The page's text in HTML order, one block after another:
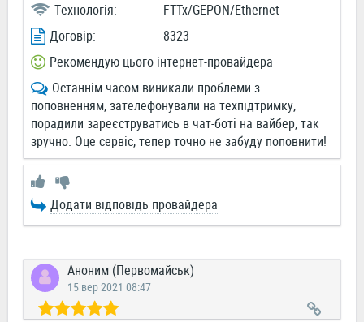
Технологія:
FTTx/GEPON/Ethernet
Договір:
8323
Рекомендую цього інтернет-провайдера
Останнім часом виникали проблеми з
поповненням, зателефонували на техпідтримку,
порадили зареєструватись в чат-боті на вайбер, так
зручно. Оце сервіс, тепер точно не забуду поповнити!
Додати відповідь провайдера
Аноним (Первомайськ)
15 вер 2021 08:47